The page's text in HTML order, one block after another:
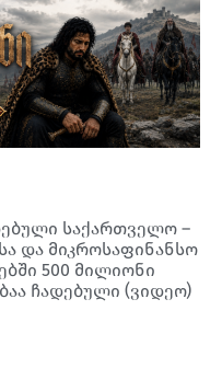
საქართველო –
და მიკროსაფინანსო
500 მილიონი
ჩადებული (ვიდეო)